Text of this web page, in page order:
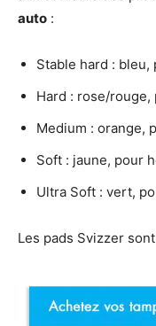
auto :
Stable hard :
Hard : rose/
Medium : orange,
Soft : jaune, pour
Ultra Soft : vert,
Les pads Svizzer